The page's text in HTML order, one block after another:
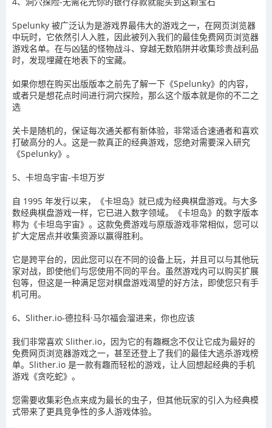
Spelunky 被广泛认为是游戏界最伟大的游戏之一，在网页浏览器
中玩时，它依然引人入胜，因此被列入我们的最佳免费网页浏览器
游戏名单。在与凶猛的怪物战斗、穿越无数陷阱并收集珍贵战利品
时，发现埋藏在地表下的宝藏。
如果你想在购买出版版本之前先了解一下《Spelunky》的内容，
或者只是想花点时间进行洞穴探险，那么这个版本就是你的不二之
选
关卡是随机的，保证每次通关都有新体验，非常适合速通者和喜欢
打破高分的人。这是一款真正的经典游戏，您绝对需要深入研究
《Spelunky》。
5、卡坦岛宇宙-卡坦万岁
自 1995 年发行以来，《卡坦岛》就已成为经典棋盘游戏。与大多
数经典棋盘游戏一样，它已进入数字领域。《卡坦岛》的数字版本
称为《卡坦岛宇宙》。这款免费游戏与原版游戏非常相似，您可以
扩大定居点并收集资源以赢得胜利。
它是跨平台的，因此您可以在不同的设备上玩，并且可以与其他玩
家对战，即使他们与您使用不同的平台。虽然游戏内可以购买扩展
包等，但这是一种满足您对棋盘游戏渴望的好方法，即使您只有手
机可用。
6、Slither.io-德拉科·马尔福会溜进来，你也应该
我们非常喜欢 Slither.io，因为它的有趣概念不仅让它成为最好的
免费网页浏览器游戏之一，甚至还登上了我们的最佳大逃杀游戏榜
单。Slither.io 是一款有趣而轻松的游戏，让人回想起经典的手机
游戏《贪吃蛇》。
您需要收集彩色点来成为最长的虫子，但其他玩家的引入为经典模
式带来了更具竞争性的多人游戏体验。